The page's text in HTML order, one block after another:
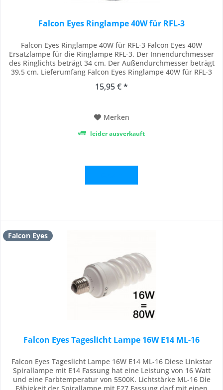
Falcon Eyes Ringlampe 40W für RFL-3
Falcon Eyes Ringlampe 40W für RFL-3 Falcon Eyes 40W
Ersatzlampe für die Ringlampe RFL-3. Der Innendurchmesser
des Ringlichts beträgt 34 cm. Der Außendurchmesser beträgt
39,5 cm. Lieferumfang Falcon Eyes Ringlampe 40W für RFL-3
15,95 € *
Merken
leider ausverkauft
Falcon Eyes
Falcon Eyes Tageslicht Lampe 16W E14 ML-16
Falcon Eyes Tageslicht Lampe 16W E14 ML-16 Diese Linkstar
Spirallampe mit E14 Fassung hat eine Leistung von 16 Watt
und eine Farbtemperatur von 5500K. Lichtstärke ML-16 Die
Fähigkeit der Spirallampe mit E27 Fassung darf mit einen